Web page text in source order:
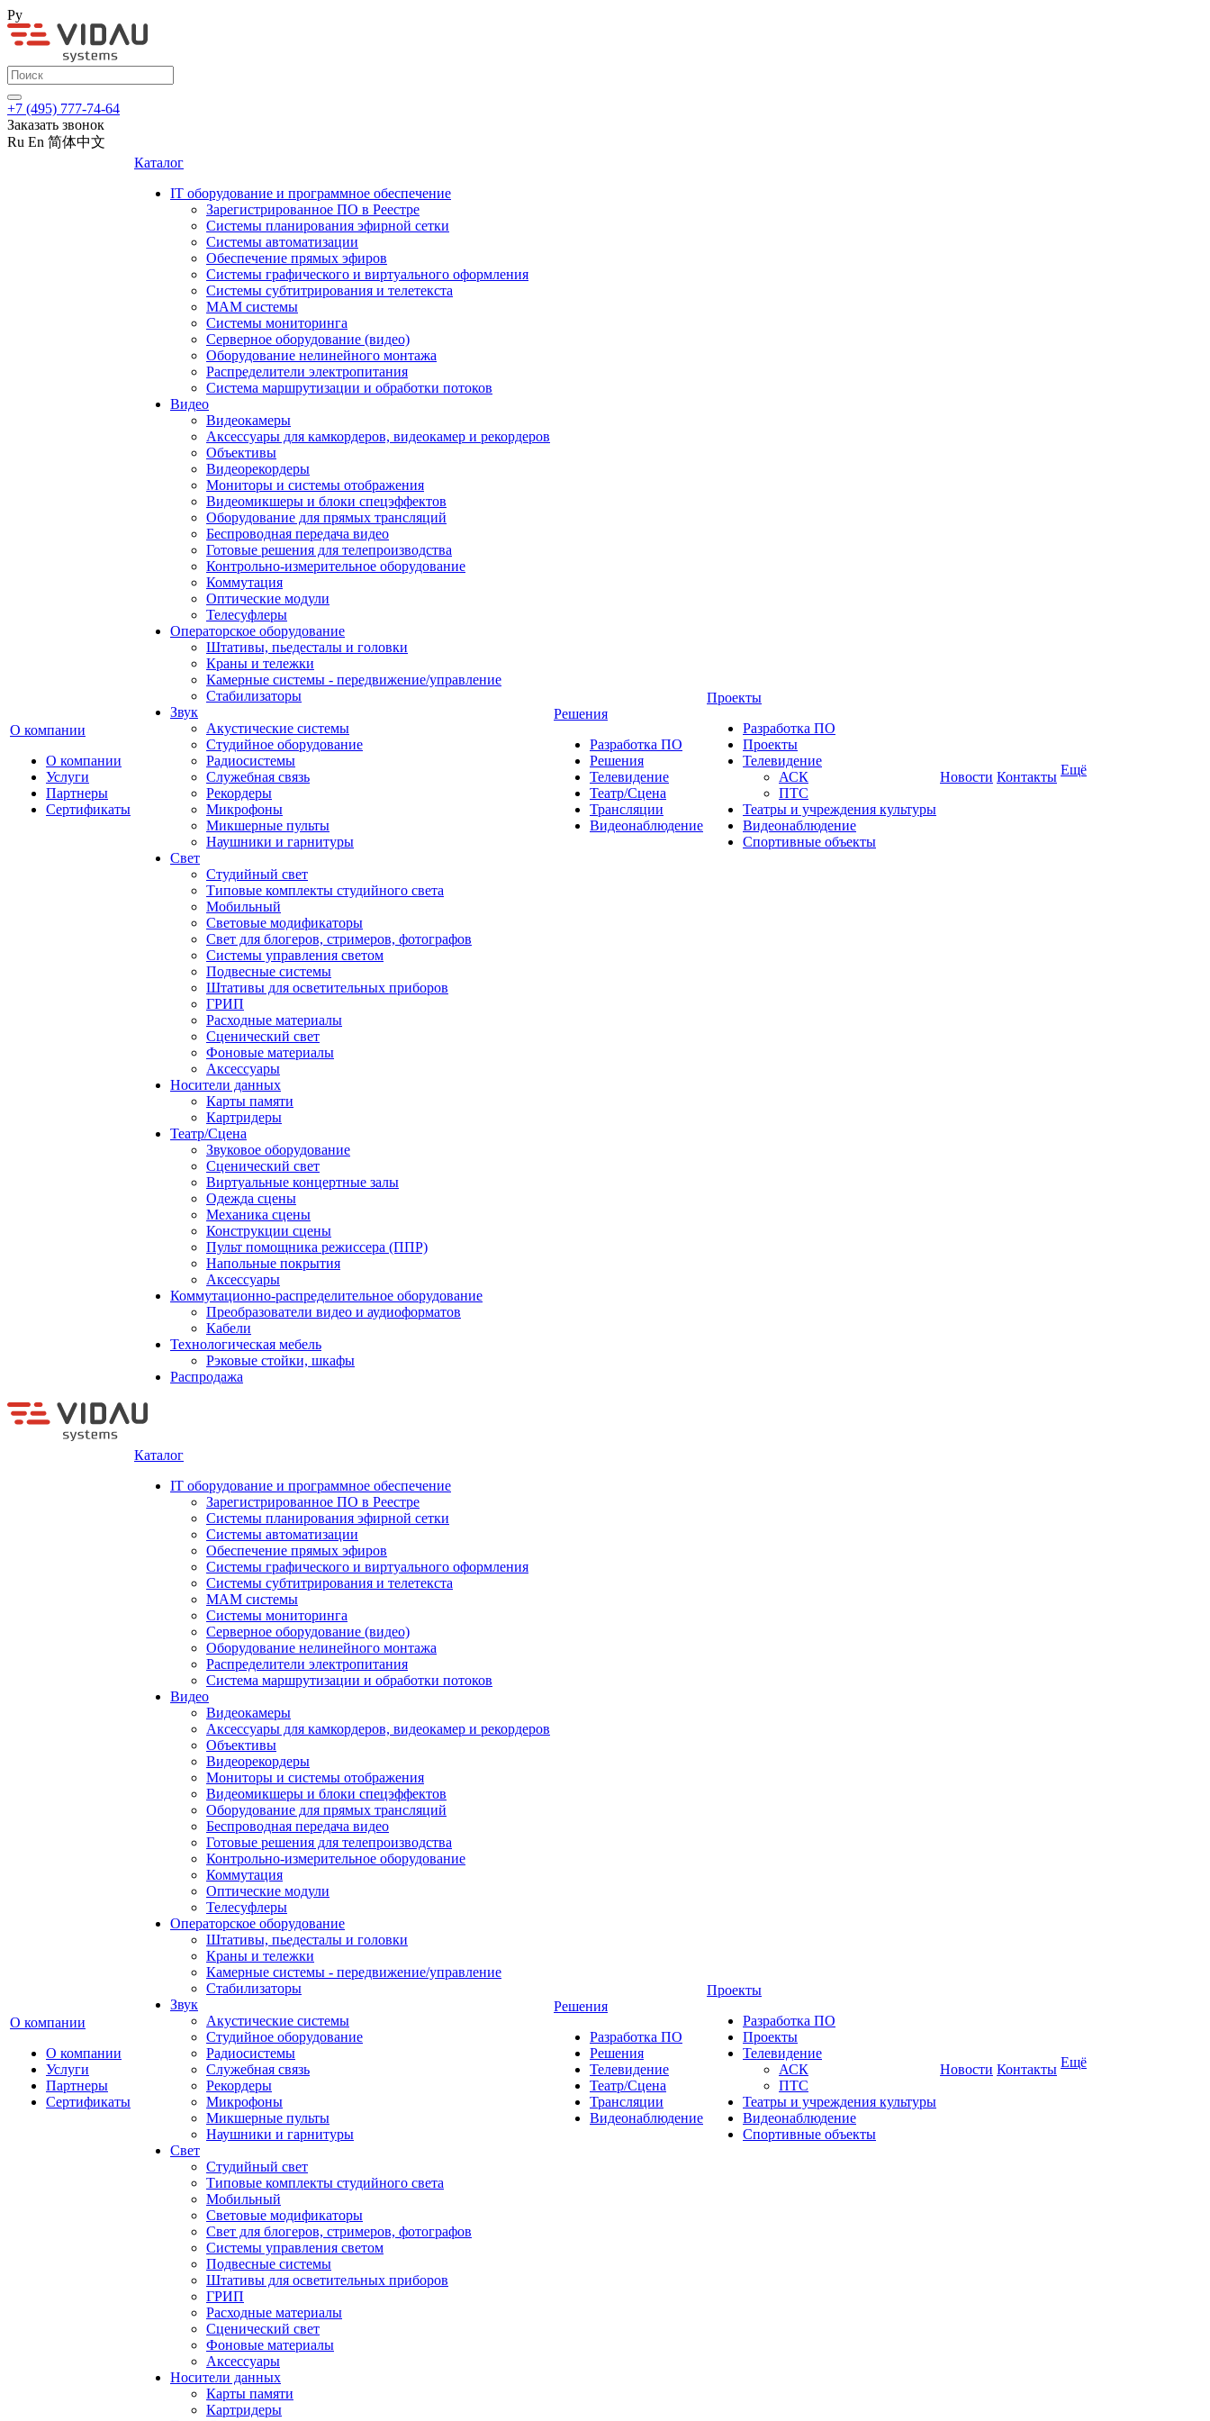
Ру
+7 (495) 777-74-64
Заказать звонок
Ru En 简体中文
О компании
О компании
Услуги
Партнеры
Сертификаты
Каталог
IT оборудование и программное обеспечение
Зарегистрированное ПО в Реестре
Системы планирования эфирной сетки
Системы автоматизации
Обеспечение прямых эфиров
Системы графического и виртуального оформления
Системы субтитрирования и телетекста
MAM системы
Системы мониторинга
Серверное оборудование (видео)
Оборудование нелинейного монтажа
Распределители электропитания
Система маршрутизации и обработки потоков
Видео
Видеокамеры
Аксессуары для камкордеров, видеокамер и рекордеров
Объективы
Видеорекордеры
Мониторы и системы отображения
Видеомикшеры и блоки спецэффектов
Оборудование для прямых трансляций
Беспроводная передача видео
Готовые решения для телепроизводства
Контрольно-измерительное оборудование
Коммутация
Оптические модули
Телесуфлеры
Операторское оборудование
Штативы, пьедесталы и головки
Краны и тележки
Камерные системы - передвижение/управление
Стабилизаторы
Звук
Акустические системы
Студийное оборудование
Радиосистемы
Служебная связь
Рекордеры
Микрофоны
Микшерные пульты
Наушники и гарнитуры
Свет
Студийный свет
Типовые комплекты студийного света
Мобильный
Световые модификаторы
Свет для блогеров, стримеров, фотографов
Системы управления светом
Подвесные системы
Штативы для осветительных приборов
ГРИП
Расходные материалы
Сценический свет
Фоновые материалы
Аксессуары
Носители данных
Карты памяти
Картридеры
Театр/Сцена
Звуковое оборудование
Сценический свет
Виртуальные концертные залы
Одежда сцены
Механика сцены
Конструкции сцены
Пульт помощника режиссера (ППР)
Напольные покрытия
Аксессуары
Коммутационно-распределительное оборудование
Преобразователи видео и аудиоформатов
Кабели
Технологическая мебель
Рэковые стойки, шкафы
Распродажа
Решения
Разработка ПО
Решения
Телевидение
Театр/Сцена
Трансляции
Видеонаблюдение
Проекты
Разработка ПО
Проекты
Телевидение
АСК
ПТС
Театры и учреждения культуры
Видеонаблюдение
Спортивные объекты
Новости Контакты Ещё
О компании
О компании
Услуги
Партнеры
Сертификаты
Каталог
IT оборудование и программное обеспечение
Зарегистрированное ПО в Реестре
Системы планирования эфирной сетки
Системы автоматизации
Обеспечение прямых эфиров
Системы графического и виртуального оформления
Системы субтитрирования и телетекста
MAM системы
Системы мониторинга
Серверное оборудование (видео)
Оборудование нелинейного монтажа
Распределители электропитания
Система маршрутизации и обработки потоков
Видео
Видеокамеры
Аксессуары для камкордеров, видеокамер и рекордеров
Объективы
Видеорекордеры
Мониторы и системы отображения
Видеомикшеры и блоки спецэффектов
Оборудование для прямых трансляций
Беспроводная передача видео
Готовые решения для телепроизводства
Контрольно-измерительное оборудование
Коммутация
Оптические модули
Телесуфлеры
Операторское оборудование
Штативы, пьедесталы и головки
Краны и тележки
Камерные системы - передвижение/управление
Стабилизаторы
Звук
Акустические системы
Студийное оборудование
Радиосистемы
Служебная связь
Рекордеры
Микрофоны
Микшерные пульты
Наушники и гарнитуры
Свет
Студийный свет
Типовые комплекты студийного света
Мобильный
Световые модификаторы
Свет для блогеров, стримеров, фотографов
Системы управления светом
Подвесные системы
Штативы для осветительных приборов
ГРИП
Расходные материалы
Сценический свет
Фоновые материалы
Аксессуары
Носители данных
Карты памяти
Картридеры
Решения
Разработка ПО
Решения
Телевидение
Театр/Сцена
Трансляции
Видеонаблюдение
Проекты
Разработка ПО
Проекты
Телевидение
АСК
ПТС
Театры и учреждения культуры
Видеонаблюдение
Спортивные объекты
Новости Контакты Ещё